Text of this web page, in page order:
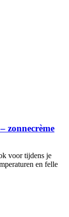
zonnecrème
voor tijdens je
en felle